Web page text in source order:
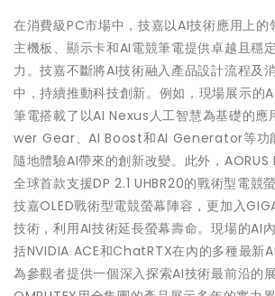
在消費級PC市場中，技嘉以AI技術應用上的
主機板、顯示卡和AI電競筆電提供卓越且穩
力。技嘉不斷將AI技術融入產品設計流程及
中，持續推動科技創新。例如，現場展示的
筆電搭載了以AI Nexus人工智慧為基礎的應
wer Gear、AI Boost和AI Generator等功
隨地體驗AI帶來的創新改變。此外，AORUS
全球首款支援DP 2.1 UHBR20的戰術型電競
技嘉OLED戰術型電競螢幕陣容，更加入
技術，利用AI技術延長螢幕壽命。現場的AI
括NVIDIA ACE和ChatRTX在內的多種最新
為參觀者提供一個深入探索AI技術最前沿的